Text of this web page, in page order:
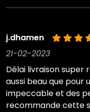
j.dhamen
21-02-2023
Délai livraison super
aussi beau que pour
impeccable et des
recommande cette